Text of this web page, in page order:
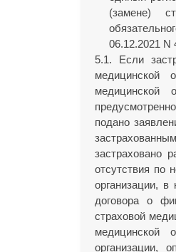
(замене)
06.12.2021 N
5.1. Если
медицинской
медицинской
подано
застраховано
отсутствия по
организации, в
договора о
страховой
медицинской
организации,